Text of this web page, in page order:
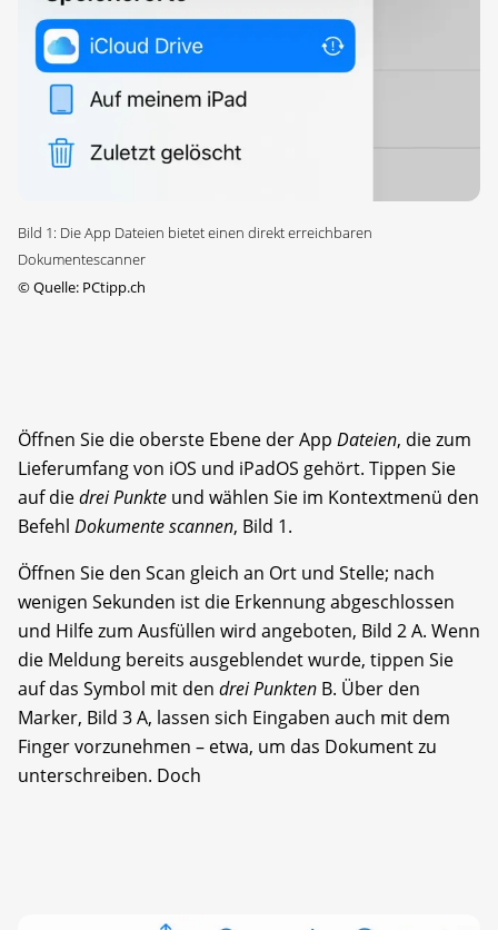
Bild 1: Die App Dateien bietet einen direkt erreichbaren
Dokumentescanner
©Quelle: PCtipp.ch
Öffnen Sie die oberste Ebene der App Dateien, die zum
Lieferumfang von iOS und iPad­OS gehört. Tippen Sie
auf diedrei Punkte und wählen Sie im Kontextmenü den
Befehl Dokumente scannen, Bild 1.
Öffnen Sie den Scan gleich an Ort und Stelle; nach
wenigen Sekunden ist die Erkennung abgeschlossen
und Hilfe zum Ausfüllen wird angeboten, Bild 2 A. Wenn
die Meldung bereits ausgeblendet wurde, tippen Sie
auf das Symbol mit den drei Punkten B. Über den
Marker, Bild 3 A, lassen sich Eingaben auch mit dem
Finger vorzunehmen – etwa, um das Dokument zu
unterschreiben. Doch